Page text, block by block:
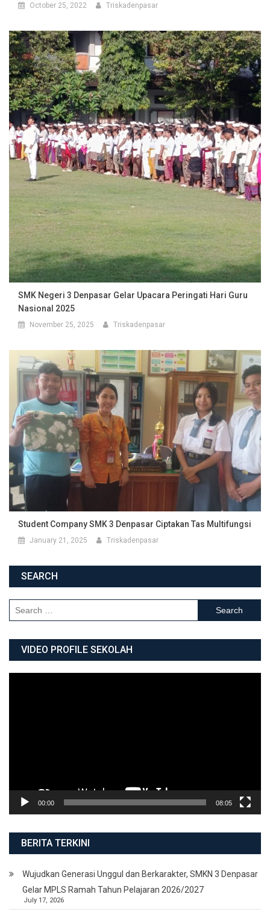
October 25, 2022 Triskadenpasar
SMK Negeri 3 Denpasar Gelar Upacara Peringati Hari Guru
Nasional 2025
November 25, 2025 Triskadenpasar
Student Company SMK 3 Denpasar Ciptakan Tas Multifungsi
January 21, 2025 Triskadenpasar
SEARCH
Search for:
VIDEO PROFILE SEKOLAH
00:00 08:05
BERITA TERKINI
Wujudkan Generasi Unggul dan Berkarakter, SMKN 3 Denpasar
Gelar MPLS Ramah Tahun Pelajaran 2026/2027
July 17, 2026